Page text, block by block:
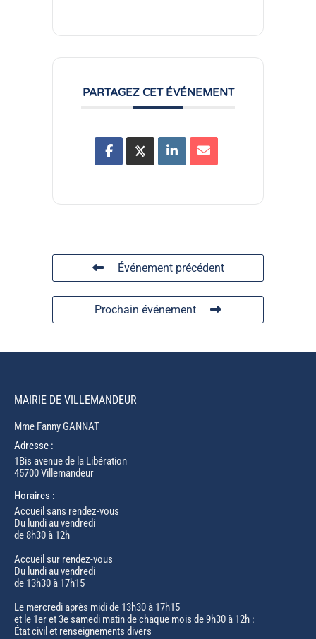
PARTAGEZ CET ÉVÉNEMENT
Événement précédent
Prochain événement
MAIRIE DE VILLEMANDEUR
Mme Fanny GANNAT
Adresse :
1Bis avenue de la Libération
45700 Villemandeur
Horaires :
Accueil sans rendez-vous
Du lundi au vendredi
de 8h30 à 12h
Accueil sur rendez-vous
Du lundi au vendredi
de 13h30 à 17h15
Le mercredi après midi de 13h30 à 17h15
et le 1er et 3e samedi matin de chaque mois de 9h30 à 12h :
État civil et renseignements divers